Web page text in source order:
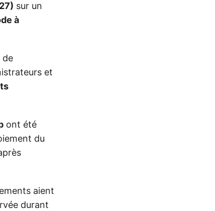
sur un
à
de
et
ont été
du
aient
durant